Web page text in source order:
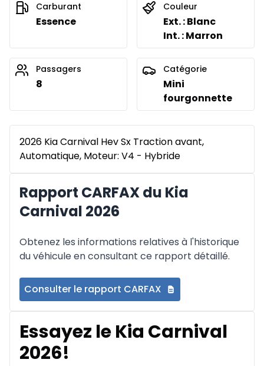
Carburant
Essence
Couleur
Ext. : Blanc
Int. : Marron
Passagers
8
Catégorie
Mini
fourgonnette
2026 Kia Carnival Hev Sx Traction avant,
Automatique, Moteur: V4 - Hybride
Rapport CARFAX du Kia
Carnival 2026
Obtenez les informations relatives à l'historique
du véhicule en consultant ce rapport détaillé.
Consulter le rapport CARFAX
Essayez le Kia Carnival
2026!